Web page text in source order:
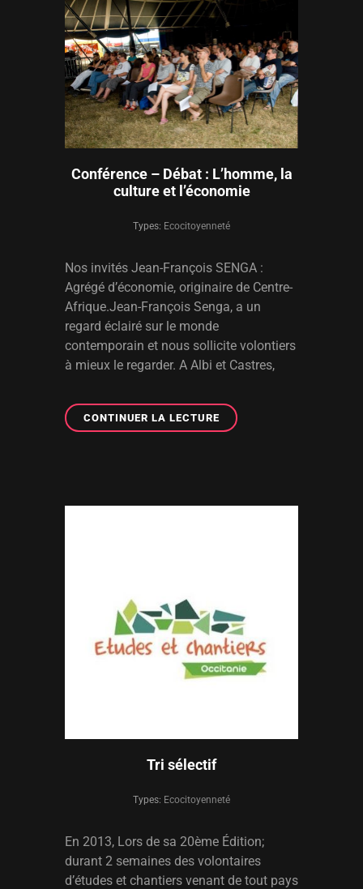
CULTURALITÉ
Conférence – Débat : L’homme, la
culture et l’économie
Types: Ecocitoyenneté
Nos invités Jean-François SENGA :
Agrégé d’économie, originaire de Centre-
Afrique.Jean-François Senga, a un
regard éclairé sur le monde
contemporain et nous sollicite volontiers
à mieux le regarder. A Albi et Castres,
CONTINUER LA LECTURECONFÉRENCE
–
Tri sélectif
Types: Ecocitoyenneté
En 2013, Lors de sa 20ème Édition;
durant 2 semaines des volontaires
d’études et chantiers venant de tout pays